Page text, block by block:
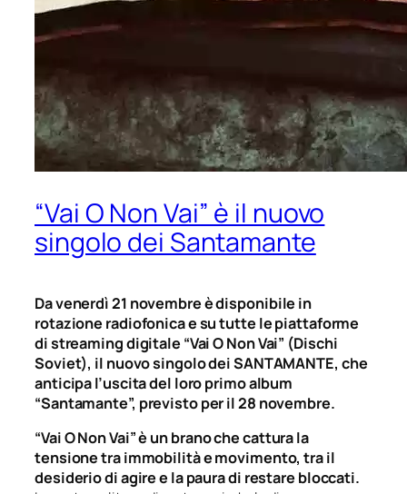
“Vai O Non Vai” è il nuovo
singolo dei Santamante
Da venerdì 21 novembre è disponibile in
rotazione radiofonica e su tutte le piattaforme
di streaming digitale “Vai O Non Vai” (Dischi
Soviet), il nuovo singolo dei SANTAMANTE, che
anticipa l’uscita del loro primo album
“Santamante”, previsto per il 28 novembre.
“Vai O Non Vai”è un brano che cattura la
tensione tra immobilità e movimento, tra il
desiderio di agire e la paura di restare bloccati.